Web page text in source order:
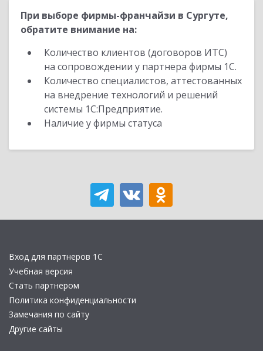
При выборе фирмы-франчайзи в Сургуте,
обратите внимание на:
Количество клиентов (договоров ИТС)
на сопровождении у партнера фирмы 1С.
Количество специалистов, аттестованных
на внедрение технологий и решений
системы 1С:Предприятие.
Наличие у фирмы статуса
Вход для партнеров 1С
Учебная версия
Стать партнером
Политика конфиденциальности
Замечания по сайту
Другие сайты